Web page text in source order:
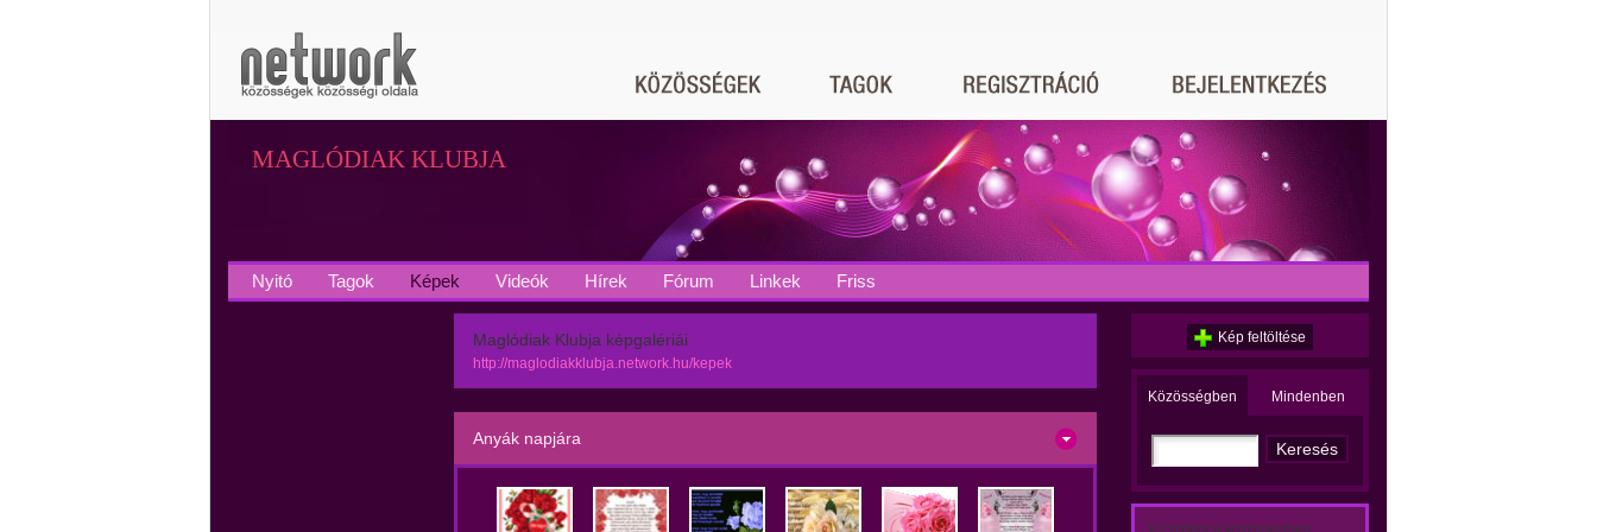
MAGLÓDIAK KLUBJA
Nyitó Tagok Képek Videók Hírek Fórum Linkek Friss
Maglódiak Klubja képgalériái
http://maglodiakklubja.network.hu/kepek
Anyák napjára
Kép feltöltése
Közösségben Mindenben